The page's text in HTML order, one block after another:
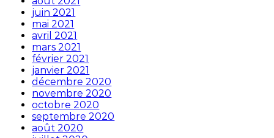
juin 2021
mai 2021
avril 2021
mars 2021
février 2021
janvier 2021
décembre 2020
novembre 2020
octobre 2020
septembre 2020
août 2020